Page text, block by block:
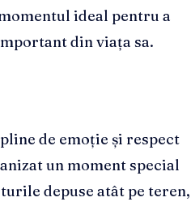
ideal pentru a
din viața sa.
de emoție și respect
un moment special
depuse atât pe teren,